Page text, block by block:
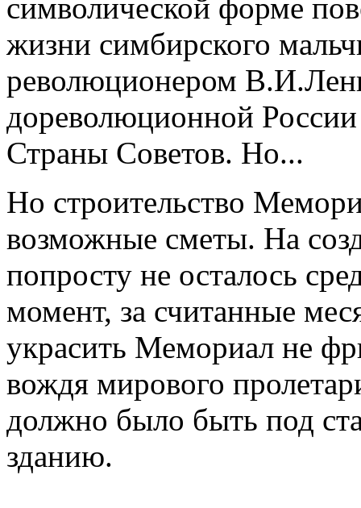
символической форме
жизни симбирского
революционером
дореволюционной России
Страны Советов. Но...
Но строительство
возможные сметы. На
попросту не осталось
момент, за считанные
украсить Мемориал не
вождя мирового
должно было быть под
зданию.